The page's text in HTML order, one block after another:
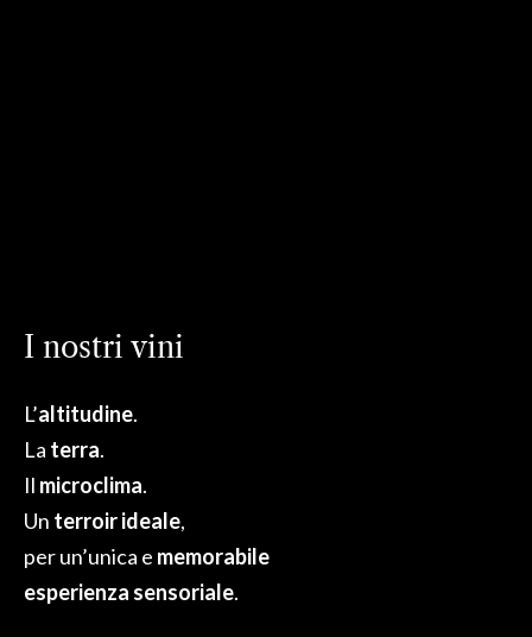
I nostri vini
L’altitudine.
La terra.
Il microclima.
Un terroir ideale,
per un’unica e memorabile
esperienza sensoriale.